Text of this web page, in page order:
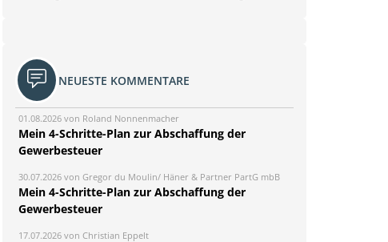
NEUESTE KOMMENTARE
01.08.2026 von Roland Nonnenmacher
Mein 4-Schritte-Plan zur Abschaffung der
Gewerbesteuer
30.07.2026 von Gregor du Moulin/ Häner & Partner PartG mbB
Mein 4-Schritte-Plan zur Abschaffung der
Gewerbesteuer
17.07.2026 von Christian Eppelt